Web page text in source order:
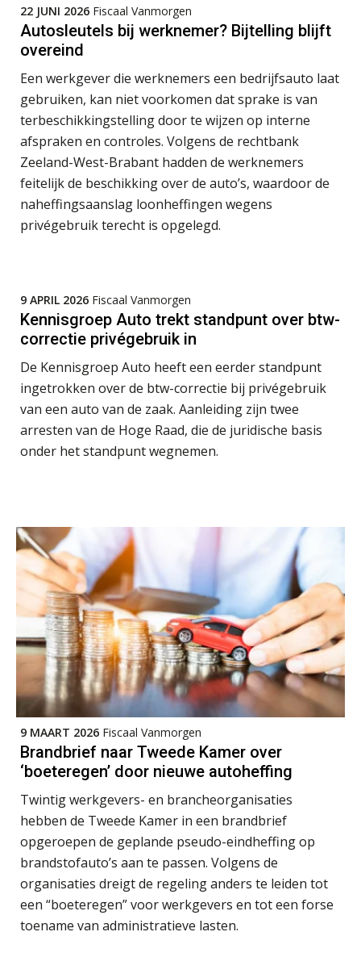
22 JUNI 2026 Fiscaal Vanmorgen
Autosleutels bij werknemer? Bijtelling blijft
overeind
Een werkgever die werknemers een bedrijfsauto laat
gebruiken, kan niet voorkomen dat sprake is van
terbeschikkingstelling door te wijzen op interne
afspraken en controles. Volgens de rechtbank
Zeeland-West-Brabant hadden de werknemers
feitelijk de beschikking over de auto’s, waardoor de
naheffingsaanslag loonheffingen wegens
privégebruik terecht is opgelegd.
9 APRIL 2026 Fiscaal Vanmorgen
Kennisgroep Auto trekt standpunt over btw-
correctie privégebruik in
De Kennisgroep Auto heeft een eerder standpunt
ingetrokken over de btw-correctie bij privégebruik
van een auto van de zaak. Aanleiding zijn twee
arresten van de Hoge Raad, die de juridische basis
onder het standpunt wegnemen.
9 MAART 2026 Fiscaal Vanmorgen
Brandbrief naar Tweede Kamer over
‘boeteregen’ door nieuwe autoheffing
Twintig werkgevers- en brancheorganisaties
hebben de Tweede Kamer in een brandbrief
opgeroepen de geplande pseudo-eindheffing op
brandstofauto’s aan te passen. Volgens de
organisaties dreigt de regeling anders te leiden tot
een “boeteregen” voor werkgevers en tot een forse
toename van administratieve lasten.
Koert van Loon
Joep Swinkels
Pieter Kok
Rakesh Ghirah
Rob van Oosterhout
Martin de Graaf
Ludo Mennes
Jeroen Knol
Martine Cranendonk